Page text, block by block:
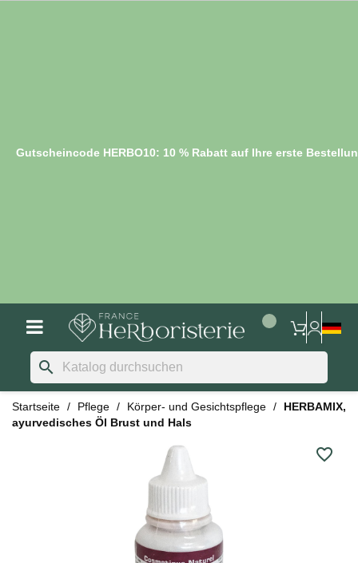
Gutscheincode HERBO10: 10 % Rabatt auf Ihre erste
search
Startseite Pflege Körper- und Gesichtspflege
HERBAMIX,
ayurvedisches Öl Brust und Hals
favorite_border